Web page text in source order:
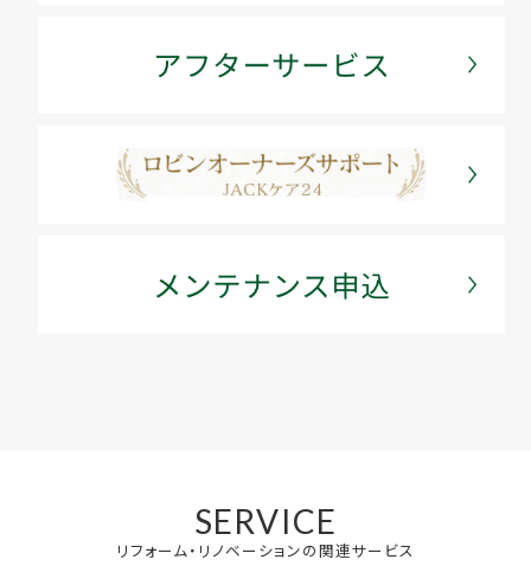
SERVICE
リフォーム・リノベーションの関連サービス